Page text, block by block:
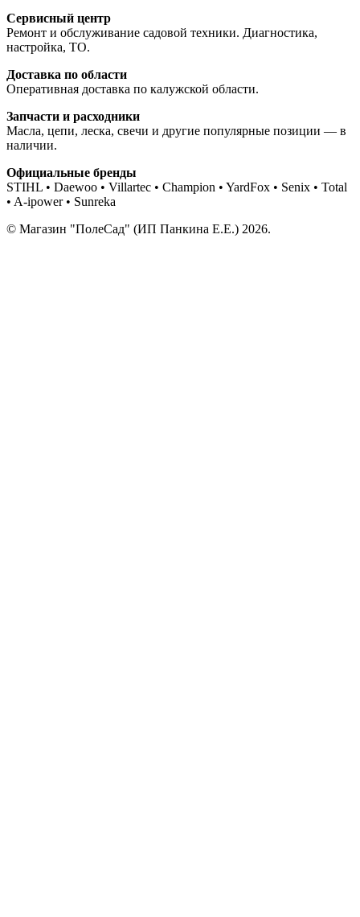
Сервисный центр
Ремонт и обслуживание садовой техники. Диагностика,
настройка, ТО.
Доставка по области
Оперативная доставка по калужской области.
Запчасти и расходники
Масла, цепи, леска, свечи и другие популярные позиции — в
наличии.
Официальные бренды
STIHL • Daewoo • Villartec • Champion • YardFox • Senix • Total
• A-ipower • Sunreka
© Магазин "ПолеСад" (ИП Панкина Е.Е.) 2026.